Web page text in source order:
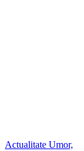
Actualitate Umor,